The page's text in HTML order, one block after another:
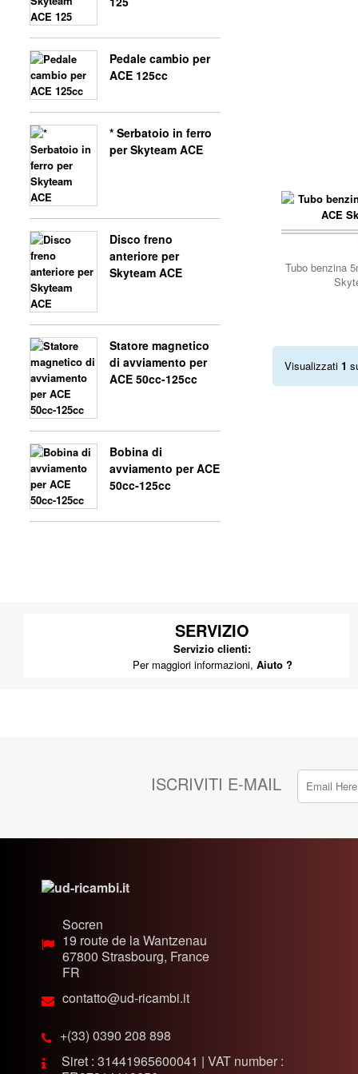
Pedale cambio per
ACE 125cc
* Serbatoio in ferro
per Skyteam ACE
Disco freno
anteriore per
Skyteam ACE
Statore magnetico
di avviamento per
ACE 50cc-125cc
Bobina di
avviamento per ACE
50cc-125cc
Tubo benzina
Visualizzati 1
SERVIZIO
Servizio clienti:
Per maggiori informazioni, Aiuto ?
ISCRIVITI E-MAIL
Socren
19 route de la Wantzenau
67800 Strasbourg, France
FR
contatto@ud-ricambi.it
+(33) 0390 208 898
Siret : 31441965600041 | VAT number :